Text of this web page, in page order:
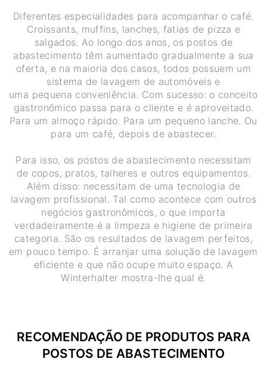
Diferentes especialidades para acompanhar o café.
Croissants, muffins, lanches, fatias de pizza e
salgados. Ao longo dos anos, os postos de
abastecimento têm aumentado gradualmente a sua
oferta, e na maioria dos casos, todos possuem um
sistema de lavagem de automóveis e
uma pequena conveniência. Com sucesso: o conceito
gastronômico passa para o cliente e é aproveitado.
Para um almoço rápido. Para um pequeno lanche. Ou
para um café, depois de abastecer.
Para isso, os postos de abastecimento necessitam
de copos, pratos, talheres e outros equipamentos.
Além disso: necessitam de uma tecnologia de
lavagem profissional. Tal como acontece com outros
negócios gastronômicos, o que importa
verdadeiramente é a limpeza e higiene de primeira
categoria. São os resultados de lavagem perfeitos,
em pouco tempo. É arranjar uma solução de lavagem
eficiente e que não ocupe muito espaço. A
Winterhalter mostra-lhe qual é.
RECOMENDAÇÃO DE PRODUTOS PARA
POSTOS DE ABASTECIMENTO